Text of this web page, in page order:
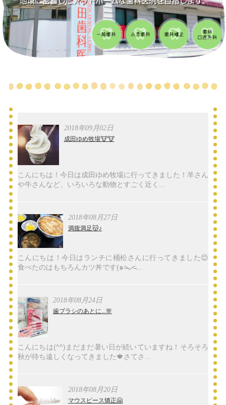
2018年09月02日
成田ゆめ牧場🐮🐮
こんにちは！今日は成田ゆめ牧場に行ってきました！羊さん
や牛さんなど、いろいろな動物とすごく近く...
2018年08月27日
満腹満足😽♪
こんにちは！今日はランチに桶松さんに行ってきました😊
食べたのはもちろんカツ丼です(๑˃̵ᴗ˂̵...
2018年08月24日
歯ブラシのあとに...🌸
こんにちは(^^)まだまだ暑い日が続いていますね！そろそろ
秋が待ち遠しくなってきました🍁さてさ...
2018年08月20日
マウスピース矯正🤗